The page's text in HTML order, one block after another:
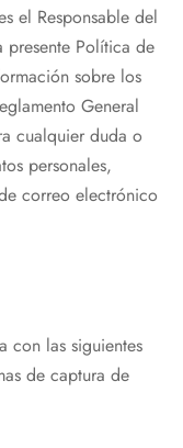
el Responsable del
presente Política de
sobre los
General
cualquier duda o
personales,
correo electrónico
con las siguientes
de captura de